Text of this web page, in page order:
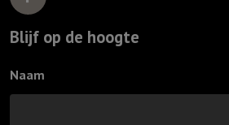
Blijf op de hoogte
Naam